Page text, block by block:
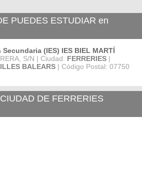
PUEDES ESTUDIAR en
(IES) IES BIEL MARTÍ
S/N | Ciudad: FERRERIES |
ILLES BALEARS | Código Postal: 07750
DE FERRERIES